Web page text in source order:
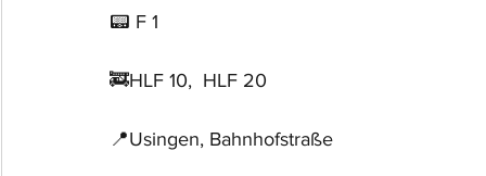
📟 F 1
🚒HLF 10,  HLF 20
📍Usingen, Bahnhofstraße